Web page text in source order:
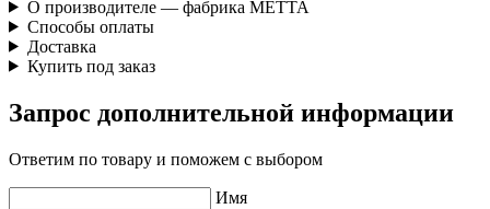
О производителе — фабрика METTA
Способы оплаты
Доставка
Купить под заказ
Запрос дополнительной информации
Ответим по товару и поможем с выбором
Имя